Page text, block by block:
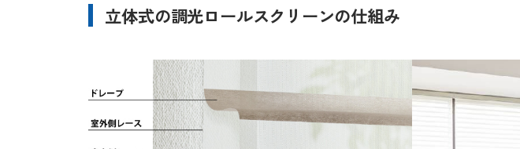
立体式の調光ロールスクリーンの仕組み